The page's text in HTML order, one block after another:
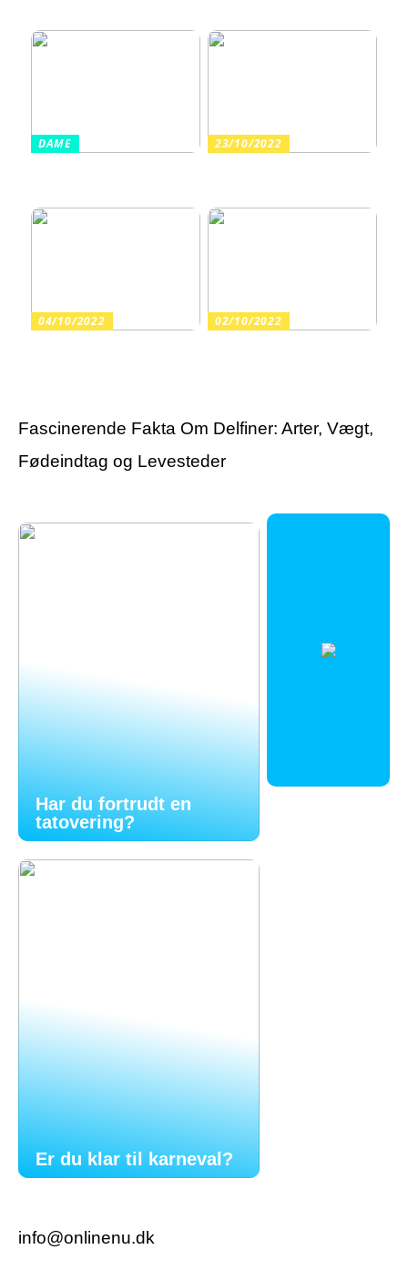
DAME 23/10/2022
04/10/2022 02/10/2022
Fascinerende Fakta Om Delfiner: Arter, Vægt,
Fødeindtag og Levesteder
Har du fortrudt en
tatovering?
Er du klar til karneval?
info@onlinenu.dk